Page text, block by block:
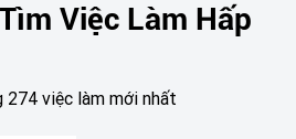
Việc Làm Hấp
274 việc làm mới nhất